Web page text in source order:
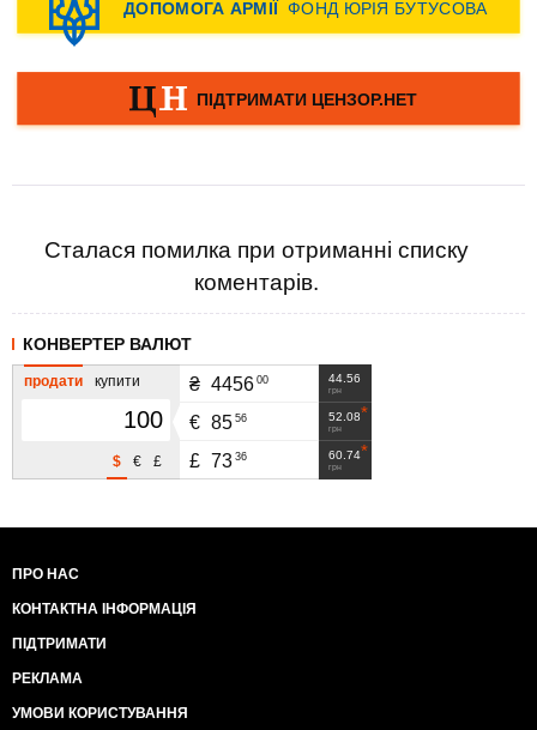
Сталася помилка при отриманні списку
коментарів.
КОНВЕРТЕР ВАЛЮТ
продати купити
£
€
$
44.56
грн
₴ 4456 00
52.08
грн
€ 85 56
60.74
грн
£ 73 36
ПРО НАС
КОНТАКТНА ІНФОРМАЦІЯ
ПІДТРИМАТИ
РЕКЛАМА
УМОВИ КОРИСТУВАННЯ